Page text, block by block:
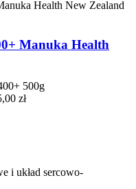
Manuka Health
500g
zł